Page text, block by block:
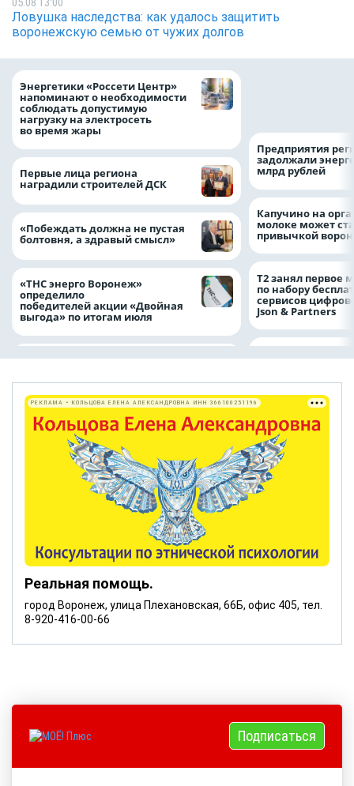
Ловушка наследства: как удалось защитить
воронежскую семью от чужих долгов
Энергетики «Россети Центр»
напоминают о необходимости
соблюдать допустимую
нагрузку на электросеть
во время жары
Первые лица региона
наградили строителей ДСК
«Побеждать должна не пустая
болтовня, а здравый смысл»
«ТНС энерго Воронеж»
определило
победителей акции «Двойная
выгода» по итогам июля
Предприятия
задолжали
млрд рублей
Капучино на
молоке может
привычкой
Т2 занял первое
по набору
сервисов
Json & Partners
Реальная помощь.
город Воронеж, улица Плехановская, 66Б, офис 405, тел.
8-920-416-00-66
РЕКЛАМА • КОЛЬЦОВА ЕЛЕНА АЛЕКСАНДРОВНА ИНН 366100251196
Подписаться